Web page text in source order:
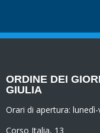
ORDINE DEI
GIULIA
Orari di apertura:
Corso Italia, 13